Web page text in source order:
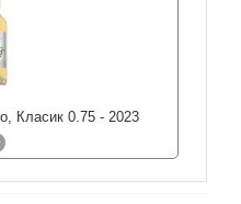
Класик 0.75 - 2023